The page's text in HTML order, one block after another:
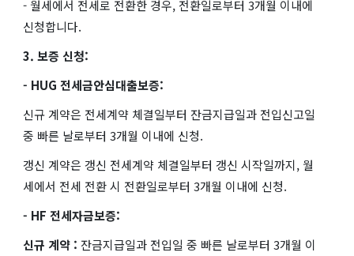
- 월세에서 전세로 전환한 경우, 전환일로부터 3개월 이내에
신청합니다.
3. 보증 신청:
- HUG 전세금안심대출보증:
신규 계약은 전세계약 체결일부터 잔금지급일과 전입신고일
중 빠른 날로부터 3개월 이내에 신청.
갱신 계약은 갱신 전세계약 체결일부터 갱신 시작일까지, 월
세에서 전세 전환 시 전환일로부터 3개월 이내에 신청.
- HF 전세자금보증:
신규 계약 : 잔금지급일과 전입일 중 빠른 날로부터 3개월 이